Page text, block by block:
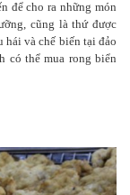
để cho ra những món
cũng là thứ được
hái và chế biến tại đảo
có thể mua rong biển